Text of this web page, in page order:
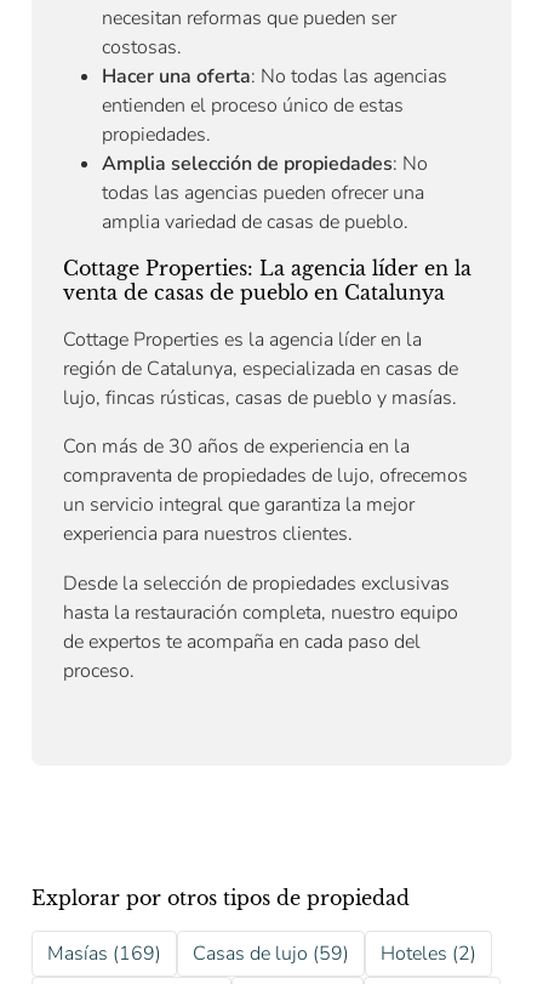
necesitan reformas que pueden ser
costosas.
Hacer una oferta: No todas las agencias
entienden el proceso único de estas
propiedades.
Amplia selección de propiedades: No
todas las agencias pueden ofrecer una
amplia variedad de casas de pueblo.
Cottage Properties: La agencia líder en la
venta de casas de pueblo en Catalunya
Cottage Properties es la agencia líder en la
región de Catalunya, especializada en casas de
lujo, fincas rústicas, casas de pueblo y masías.
Con más de 30 años de experiencia en la
compraventa de propiedades de lujo, ofrecemos
un servicio integral que garantiza la mejor
experiencia para nuestros clientes.
Desde la selección de propiedades exclusivas
hasta la restauración completa, nuestro equipo
de expertos te acompaña en cada paso del
proceso.
Explorar por otros tipos de propiedad
Masías (169) Casas de lujo (59)
Hoteles (2)